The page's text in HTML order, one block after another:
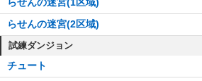
らせんの迷宮(2区域)
試練ダンジョン
チュート